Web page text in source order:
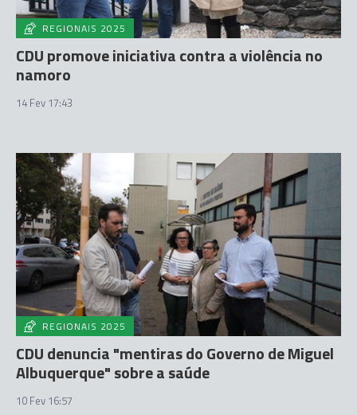
REGIONAIS 2025
CDU promove iniciativa contra a violência no
namoro
14 Fev 17:43
REGIONAIS 2025
CDU denuncia "mentiras do Governo de Miguel
Albuquerque" sobre a saúde
10 Fev 16:57